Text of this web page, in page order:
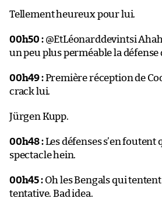
Tellement heureux pour lui.
00h50 :@EtLéonarddevintsi Ahah
un peu plus perméable la défense
00h49 :Première réception de
crack lui.
Jürgen Kupp.
00h48 :Les défenses s’en foutent
spectacle hein.
00h45 :Oh les Bengals qui
tentative. Bad idea.